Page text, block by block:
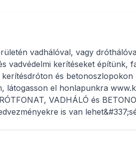
vadhálóval, vagy
vadvédelmi kerítéseket építünk,
és betonoszlopokon
látogasson el honlapunkra
VADHÁLÓ és
is van